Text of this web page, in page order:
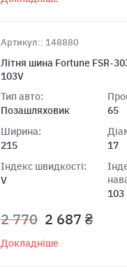
Артикул:: 148880
Лiтня шина Fortune FSR-
103V
Тип авто:
Позашляховик
Ширина:
215
Індекс швидкості:
V
65
17
103
2 770 2 687 ₴
Докладніше